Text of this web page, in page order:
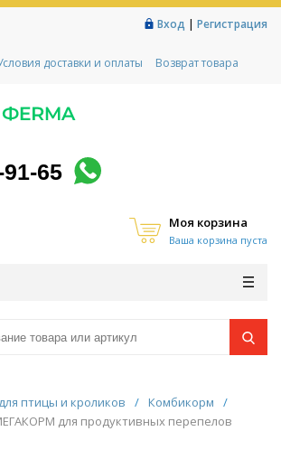
Вход | Регистрация
доставки и оплаты
Возврат товара
Любимая ферма
65
Моя корзина
Ваша корзина пуста
птицы и кроликов / Комбикорм
/
для продуктивных перепелов